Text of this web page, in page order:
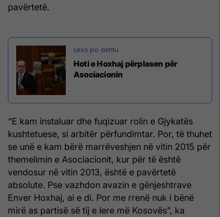
pavërtetë.
​Hoti e Hoxhaj përplasen për
Asociacionin
“E kam instaluar dhe fuqizuar rolin e Gjykatës
kushtetuese, si arbitër përfundimtar. Por, të thuhet
se unë e kam bërë marrëveshjen në vitin 2015 për
themelimin e Asociacionit, kur për të është
vendosur në vitin 2013, është e pavërtetë
absolute. Pse vazhdon avazin e gënjeshtrave
Enver Hoxhaj, ai e di. Por me rrenë nuk i bënë
mirë as partisë së tij e lere më Kosovës”, ka